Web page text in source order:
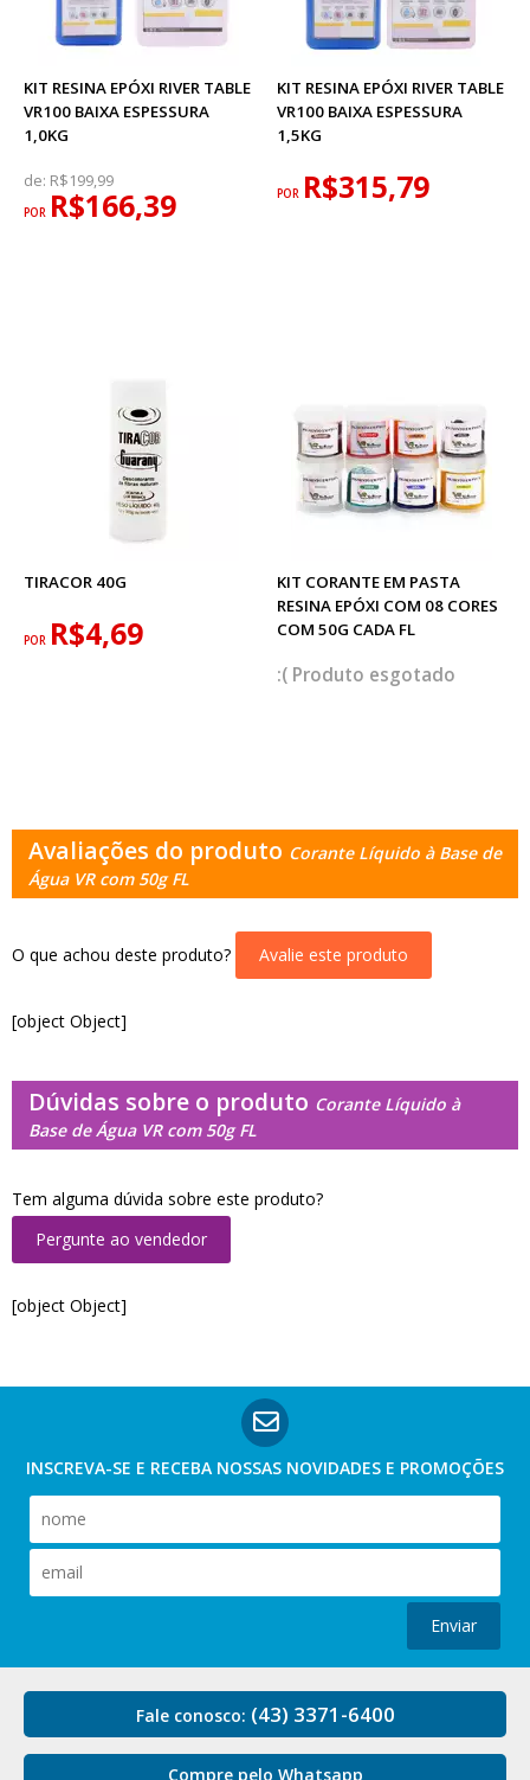
KIT RESINA EPÓXI RIVER TABLE
VR100 BAIXA ESPESSURA
1,0KG
de: R$199,99
POR R$166,39
KIT RESINA EPÓXI RIVER TABLE
VR100 BAIXA ESPESSURA
1,5KG
POR R$315,79
TIRACOR 40G
POR R$4,69
KIT CORANTE EM PASTA
RESINA EPÓXI COM 08 CORES
COM 50G CADA FL
esgotado
Avaliações do produto Corante Líquido à Base de
Água VR com 50g FL
O que achou deste produto? Avalie este produto
[object Object]
Dúvidas sobre o produto Corante Líquido à
Base de Água VR com 50g FL
Tem alguma dúvida sobre este produto?
Pergunte ao vendedor
[object Object]
INSCREVA-SE E RECEBA NOSSAS NOVIDADES E PROMOÇÕES
Enviar
Fale conosco: (43) 3371-6400
Compre pelo Whatsapp